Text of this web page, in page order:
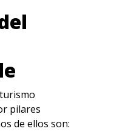
pilares
de ellos son: